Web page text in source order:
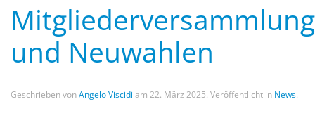
Mitgliederversammlung
und Neuwahlen
Geschrieben vonAngelo Viscidi am 22. März 2025. Veröffentlicht in News.